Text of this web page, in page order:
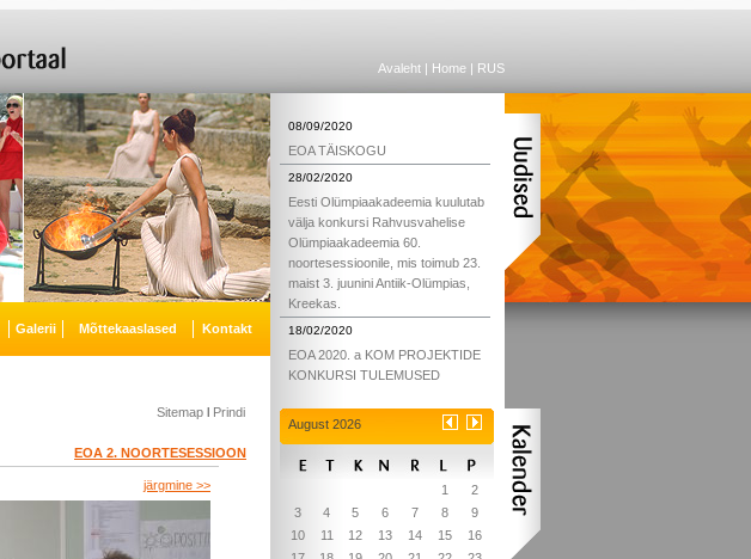
Avaleht | Home | RUS
Galerii Mõttekaaslased Kontakt
Sitemap l Prindi
EOA 2. NOORTESESSIOON
järgmine >>
08/09/2020
EOA TÄISKOGU
28/02/2020
Eesti Olümpiaakadeemia kuulutab
välja konkursi Rahvusvahelise
Olümpiaakadeemia 60.
noortesessioonile, mis toimub 23.
maist 3. juunini Antiik-Olümpias,
Kreekas.
18/02/2020
EOA 2020. a KOM PROJEKTIDE
KONKURSI TULEMUSED
August 2026
1
2
3
4 5 6 7 8
9
10
11 12 13 14 15
16